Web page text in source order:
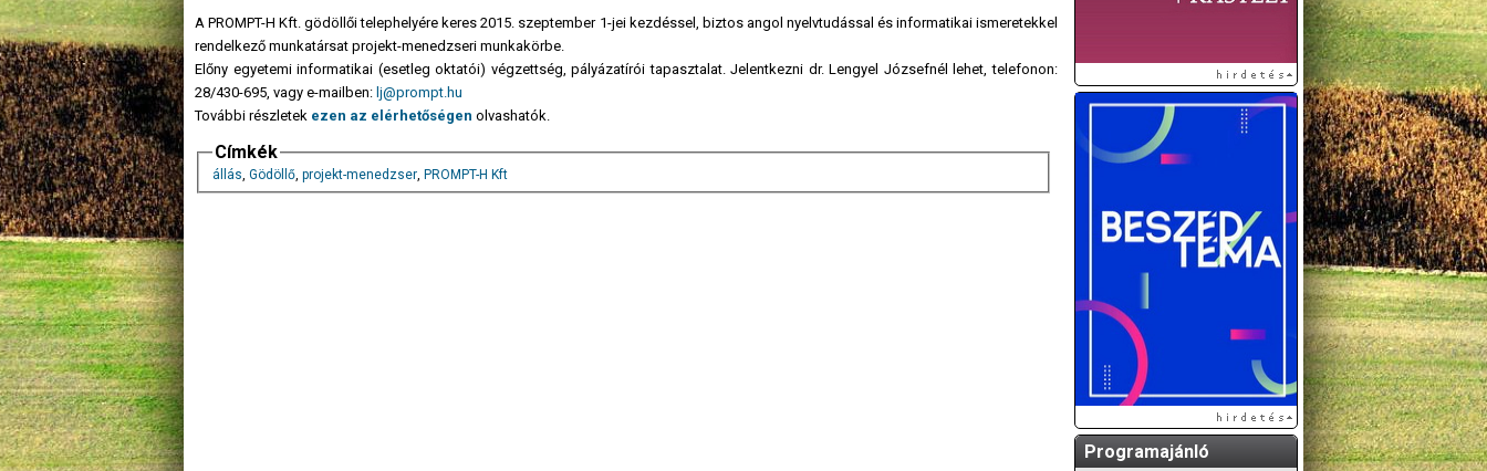
A PROMPT-H Kft. gödöllői telephelyére keres 2015. szeptember 1-jei kezdéssel, biztos angol nyelvtudással és informatikai ismeretekkel
rendelkező munkatársat projekt-menedzseri munkakörbe.
Előny egyetemi informatikai (esetleg oktatói) végzettség, pályázatírói tapasztalat. Jelentkezni dr. Lengyel Józsefnél lehet, telefonon:
28/430-695, vagy e-mailben: lj@prompt.hu
További részletek ezen az elérhetőségen olvashatók.
Címkék
állás, Gödöllő, projekt-menedzser, PROMPT-H Kft
Programajánló